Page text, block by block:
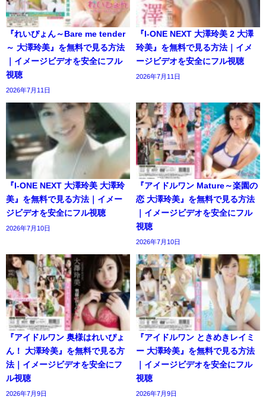
『れいぴょん～Bare me tender
～ 大澤玲美』を無料で見る方法
｜イメージビデオを安全にフル
視聴
2026年7月11日
『I-ONE NEXT 大澤玲美 2 大澤
玲美』を無料で見る方法｜イメ
ージビデオを安全にフル視聴
2026年7月11日
『I-ONE NEXT 大澤玲美 大澤玲
美』を無料で見る方法｜イメー
ジビデオを安全にフル視聴
2026年7月10日
『アイドルワン Mature～楽園の
恋 大澤玲美』を無料で見る方法
｜イメージビデオを安全にフル
視聴
2026年7月10日
『アイドルワン 奥様はれいぴょ
ん！ 大澤玲美』を無料で見る方
法｜イメージビデオを安全にフ
ル視聴
2026年7月9日
『アイドルワン ときめきレイミ
ー 大澤玲美』を無料で見る方法
｜イメージビデオを安全にフル
視聴
2026年7月9日